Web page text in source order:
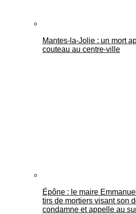
Mantes-la-Jolie : un mort
couteau au centre-ville
Épône : le maire
tirs de mortiers visant son
condamne et appelle au